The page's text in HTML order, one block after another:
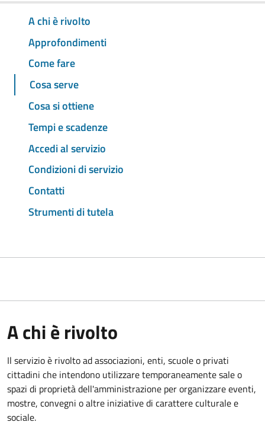
A chi è rivolto
Approfondimenti
Come fare
Cosa serve
Cosa si ottiene
Tempi e scadenze
Accedi al servizio
Condizioni di servizio
Contatti
Strumenti di tutela
A chi è rivolto
Il servizio è rivolto ad associazioni, enti, scuole o privati
cittadini che intendono utilizzare temporaneamente sale o
spazi di proprietà dell'amministrazione per organizzare eventi,
mostre, convegni o altre iniziative di carattere culturale e
sociale.